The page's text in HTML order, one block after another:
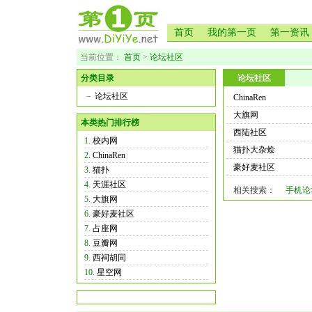
首页 我的第一页 第一资讯
当前位置： 首页 > 论坛社区
分类目录
－ 论坛社区
本类热门排行榜
1. 校内网
2. ChinaRen
3. 猫扑
4. 天涯社区
5. 大旗网
6. 豪好麦社区
7. 占座网
8. 豆瓣网
9. 西祠胡同
10. 星空网
论坛社区
ChinaRen
大旗网
西陆社区
猫扑大杂烩
豪好麦社区
相关搜索： 手机